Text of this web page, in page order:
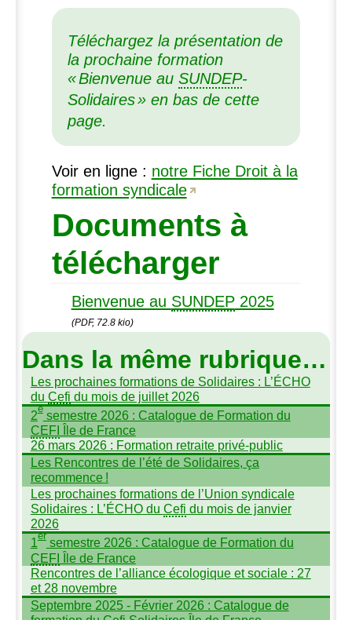
Téléchargez la présentation de
la prochaine formation
«Bienvenue au SUNDEP-
Solidaires» en bas de cette
page.
Voir en ligne : notre Fiche Droit à la
formation syndicale
Documents à
télécharger
Bienvenue au SUNDEP2025
(PDF, 72.8 kio)
Dans la même rubrique…
Les prochaines formations de Solidaires : L’ÉCHO
du Cefi du mois de juillet 2026
2esemestre 2026 : Catalogue de Formation du
CEFI Île de France
26 mars 2026 : Formation retraite privé-public
Les Rencontres de l’été de Solidaires, ça
recommence !
Les prochaines formations de l’Union syndicale
Solidaires : L’ÉCHOdu Cefi du mois de janvier
2026
1ersemestre 2026 : Catalogue de Formation du
CEFI Île de France
Rencontres de l’alliance écologique et sociale : 27
et 28 novembre
Septembre 2025 - Février 2026 : Catalogue de